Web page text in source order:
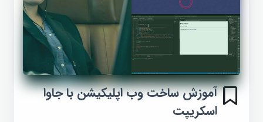
آموزش ساخت وب اپلیکیشن با جاوا
اسکریپت